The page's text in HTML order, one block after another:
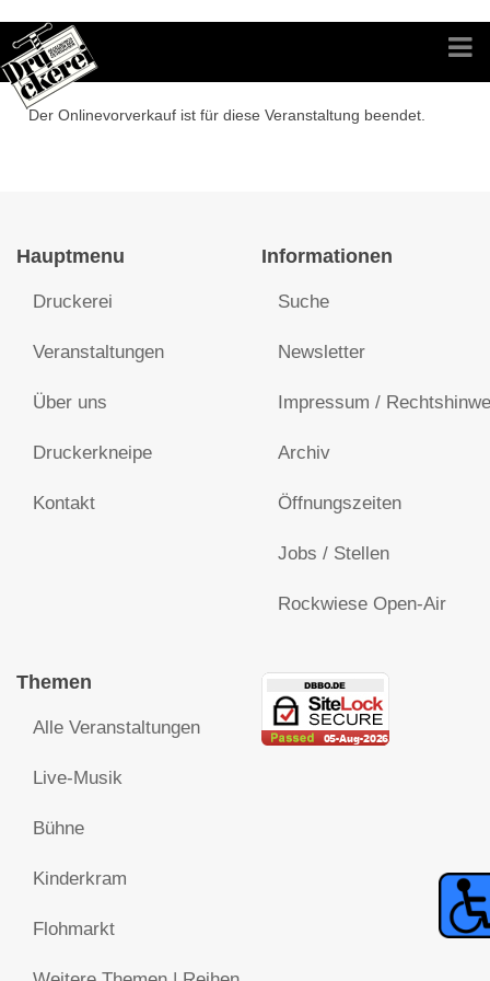
Der Onlinevorverkauf ist für diese Veranstaltung beendet.
Hauptmenu
Druckerei
Veranstaltungen
Über uns
Druckerkneipe
Kontakt
Informationen
Suche
Newsletter
Impressum /
Archiv
Öffnungszeiten
Jobs / Stellen
Rockwiese Open-Air
Themen
Alle Veranstaltungen
Live-Musik
Bühne
Kinderkram
Flohmarkt